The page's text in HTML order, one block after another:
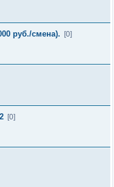
руб./смена).
[0]
[0]